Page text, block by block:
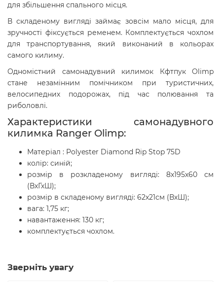
для збільшення спального місця.
В складеному вигляді займає зовсім мало місця, для
зручності фіксується ременем. Комплектується чохлом
для транспортування, який виконаний в кольорах
самого килиму.
Одномістний самонадувний килимок Кфтпук Olimp
стане незамінним помічником при туристичних,
велосипедних подорожах, під час полювання та
риболовлі.
Характеристики самонадувного
килимка Ranger Olimp:
Матеріал : Polyester Diamond Rip Stop 75D
колір: синій;
розмір в розкладеному вигляді: 8х195х60 см
(ВхГхШ);
розмір в складеному вигляді: 62х21см (ВхШ);
вага: 1,75 кг;
навантаження: 130 кг;
комплектується чохлом.
Зверніть увагу